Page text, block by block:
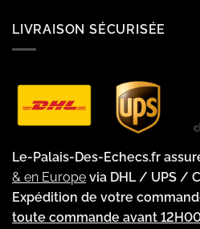
LIVRAISON SÉCURISÉE
Le-Palais-Des-Echecs.fr
& en Europe via DHL / UPS /
Expédition de votre
toute commande avant